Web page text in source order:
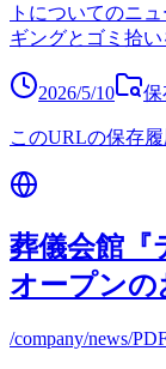
トについてのニ
ギングとゴミ拾
2026/5/10 保
このURLの保存
葬儀会館『
オープンの
/company/news/